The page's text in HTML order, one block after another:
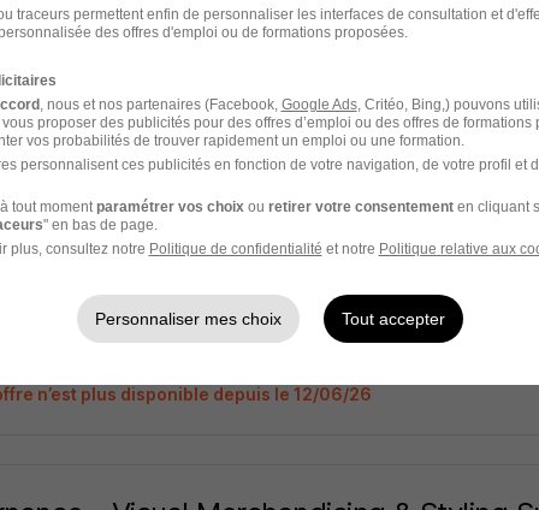
n’est plus disponible depuis le 12/06/26
- Visual Merchandising & Styling
H/F
n’est plus disponible depuis le 12/06/26
traceurs permettent enfin de personnaliser les interfaces de consultation et
des offres d'emploi ou de formations proposées.
, nous et nos partenaires (Facebook, Google Ads, Critéo, Bing,) pouvons
proposer des publicités pour des offres d’emploi ou des offres de formations
vos probabilités de trouver rapidement un emploi ou une formation.
personnalisent ces publicités en fonction de votre navigation, de votre profil et
tout moment paramétrer vos choix ou retirer votre consentementen cliquant
" en bas de page.
plus, consultez notre Politique de confidentialité et notre Politique relative aux
Personnaliser mes choix Tout accepter